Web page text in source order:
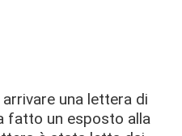
una lettera di
fatto un esposto alla